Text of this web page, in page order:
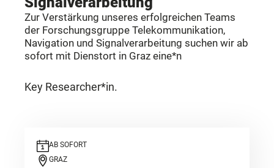
Zur Verstärkung unseres erfolgreichen Teams
der Forschungsgruppe Telekommunikation,
Navigation und Signalverarbeitung suchen wir ab
sofort mit Dienstort in Graz eine*n
Key Researcher*in.
AB SOFORT
GRAZ